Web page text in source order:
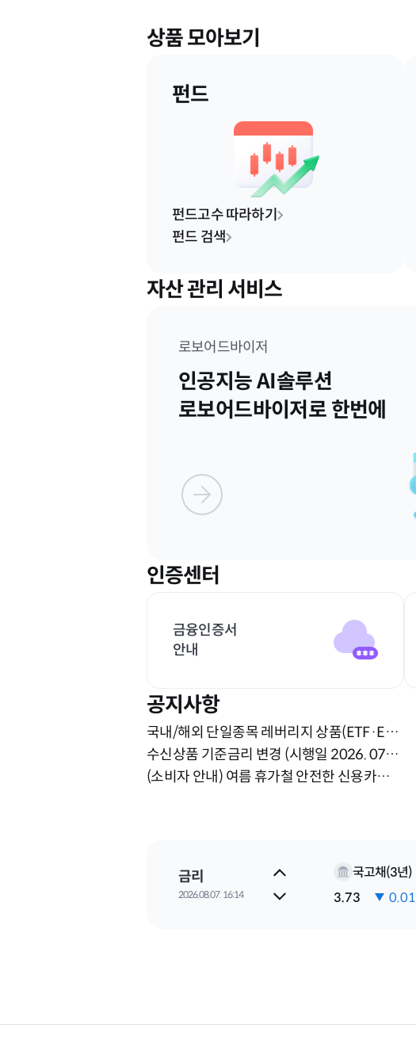
상품 모아보기
펀드
펀드고수 따라하기
펀드 검색
자산 관리 서비스
로보어드바이저
인공지능 AI솔루션
로보어드바이저로 한번에
인증센터
금융인증서
안내
공지사항
국내/해외 단일종목 레버리지 상품(ETF·ETN) 투자 유의사항 안내
수신상품 기준금리 변경 (시행일 2026. 07. 29)
(소비자 안내) 여름 휴가철 안전한 신용카드 사용을 위한 소비자 유의사항을 알려드립니다
지수
2026.08.07. 16:14
6,258.77
금리
2026.08.07. 16:14
국고채(3년)
3.73
0.01